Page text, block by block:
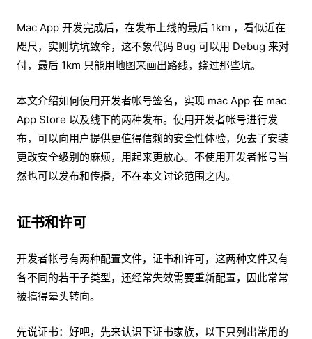
Mac App 开发完成后，在发布上线的最后 1km ，看似近在
咫尺，实则坑坑致命，这不象代码 Bug 可以用 Debug 来对
付，最后 1km 只能用地图来画出路线，绕过那些坑。
本文介绍如何使用开发者帐号签名，实现 mac App 在 mac
App Store 以及线下的两种发布。使用开发者帐号进行发
布，可以向用户提供更值得信赖的安全性体验，免去了安装
更改安全级别的麻烦，用起来更放心。不使用开发者帐号当
然也可以发布和传播，不在本文讨论范围之内。
证书和许可
开发者帐号有两种配置文件，证书和许可，这两种文件又有
各不同的若干子类型，还经常失效需要重新配置，因此常常
被搞得晕头转向。
先说证书：好吧，先来认识下证书家族，以下只列出常用的